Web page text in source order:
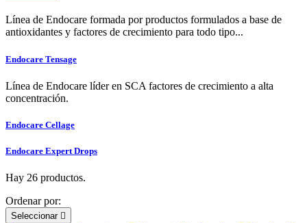
Línea de Endocare formada por productos formulados a base de
antioxidantes y factores de crecimiento para todo tipo...
Endocare Tensage
Línea de Endocare líder en SCA factores de crecimiento a alta
concentración.
Endocare Cellage
Endocare Expert Drops
Hay 26 productos.
Ordenar por:
Seleccionar 